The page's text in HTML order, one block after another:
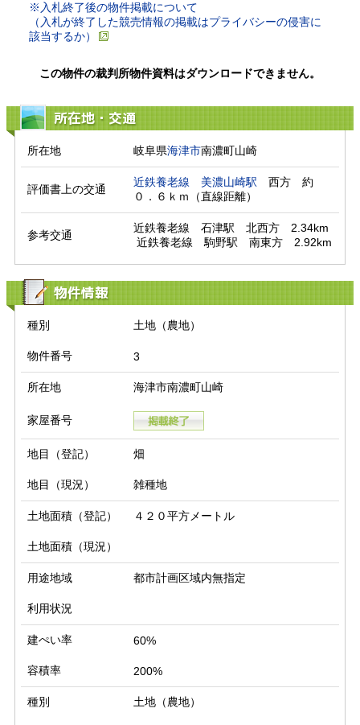
※入札終了後の物件掲載について
（入札が終了した競売情報の掲載はプライバシーの侵害に
該当するか）
この物件の裁判所物件資料はダウンロードできません。
所在地・交通
所在地 岐阜県海津市南濃町山崎
評価書上の交通
近鉄養老線 美濃山崎駅 西方　約
０．６ｋｍ（直線距離）
参考交通
近鉄養老線　石津駅　北西方　2.34km
近鉄養老線　駒野駅　南東方　2.92km
物件情報
種別 土地（農地）
物件番号 3
所在地 海津市南濃町山崎
家屋番号
地目（登記） 畑
地目（現況） 雑種地
土地面積（登記） ４２０平方メートル
土地面積（現況）
用途地域 都市計画区域内無指定
利用状況
建ぺい率 60%
容積率 200%
種別 土地（農地）